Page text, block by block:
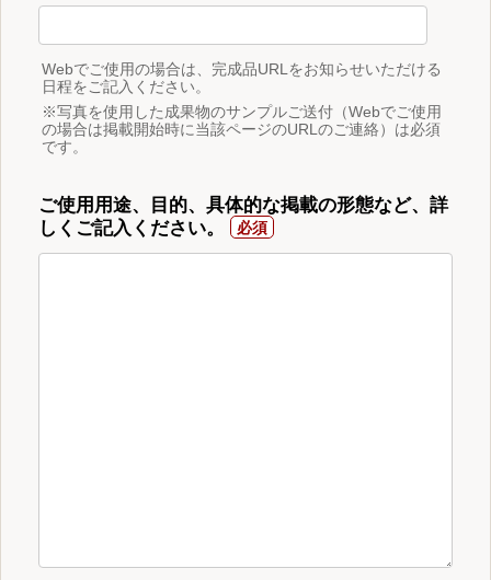
Webでご使用の場合は、完成品URLをお知らせいただける
日程をご記入ください。
※写真を使用した成果物のサンプルご送付（Webでご使用
の場合は掲載開始時に当該ページのURLのご連絡）は必須
です。
ご使用用途、目的、具体的な掲載の形態など、詳
しくご記入ください。